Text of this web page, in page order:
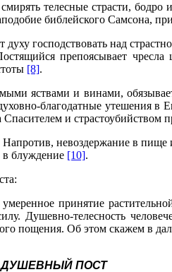
телесные страсти, бодро
библейского Самсона,
господствовать над
препоясывает
[8].
яствами и винами,
благодатные утешения в
Спасителем и страстоубийством
невоздержание в
в блуждение [10].
принятие
Душевно-телесность
пощения. Об этом скажем в
ДУШЕВНЫЙ ПОСТ